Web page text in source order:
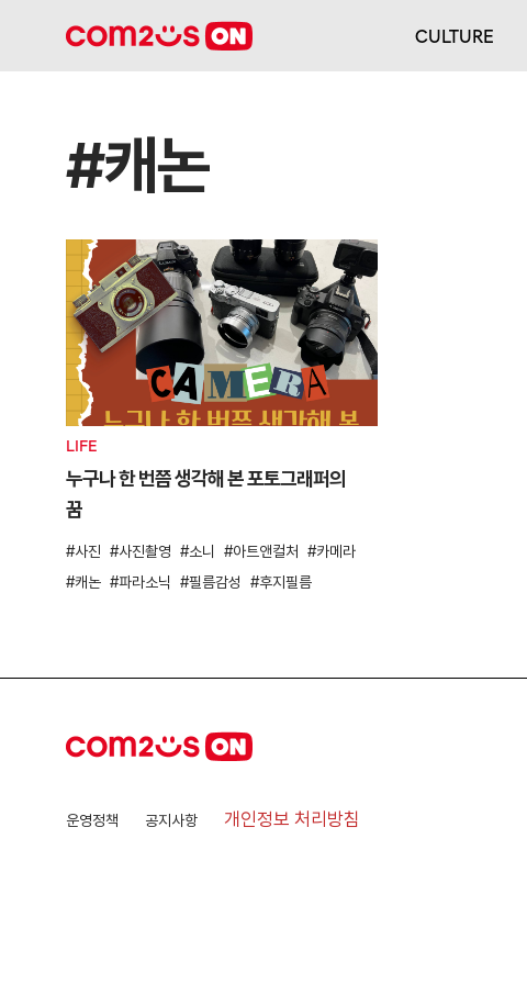
CULTURE
#캐논
LIFE
누구나 한 번쯤 생각해 본 포토그래퍼의
꿈
사진 사진촬영 소니 아트앤컬처
카메라
캐논
파라소닉 필름감성 후지필름
운영정책 공지사항 개인정보 처리방침